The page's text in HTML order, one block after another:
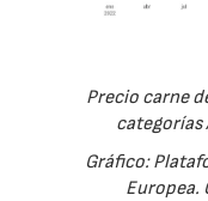
Precio carne
categorías
Gráfico:
Europea.